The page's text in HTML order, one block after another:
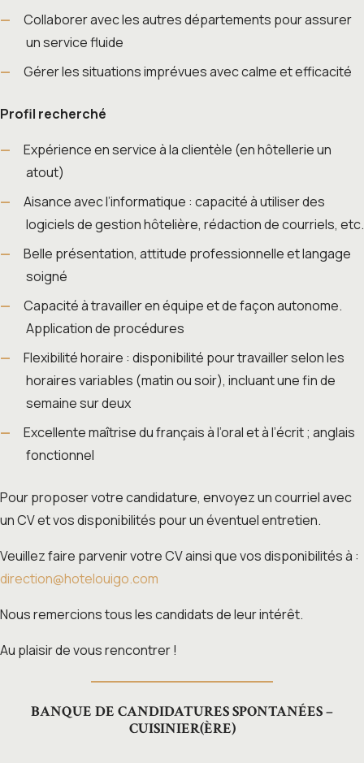
Collaborer avec les autres départements pour assurer
un service fluide
Gérer les situations imprévues avec calme et efficacité
Profil recherché
Expérience en service à la clientèle (en hôtellerie un
atout)
Aisance avec l’informatique : capacité à utiliser des
logiciels de gestion hôtelière, rédaction de courriels, etc.
Belle présentation, attitude professionnelle et langage
soigné
Capacité à travailler en équipe et de façon autonome.
Application de procédures
Flexibilité horaire : disponibilité pour travailler selon les
horaires variables (matin ou soir), incluant une fin de
semaine sur deux
Excellente maîtrise du français à l’oral et à l’écrit ; anglais
fonctionnel
Pour proposer votre candidature, envoyez un courriel avec
un CV et vos disponibilités pour un éventuel entretien.
Veuillez faire parvenir votre CV ainsi que vos disponibilités à :
direction@hotelouigo.com
Nous remercions tous les candidats de leur intérêt.
Au plaisir de vous rencontrer !
BANQUE DE CANDIDATURES SPONTANÉES –
CUISINIER(ÈRE)